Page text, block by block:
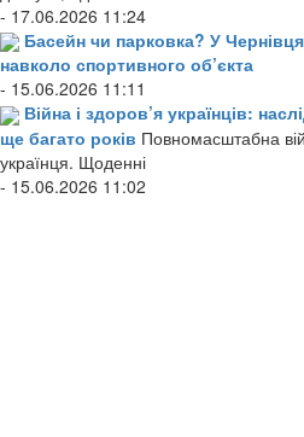
- 17.06.2026 11:24
Басейн чи парковка? У
навколо спортивного об’єкта
- 15.06.2026 11:11
Війна і здоров’я українців:
ще багато років Повномасштабна
українця. Щоденні
- 15.06.2026 11:02